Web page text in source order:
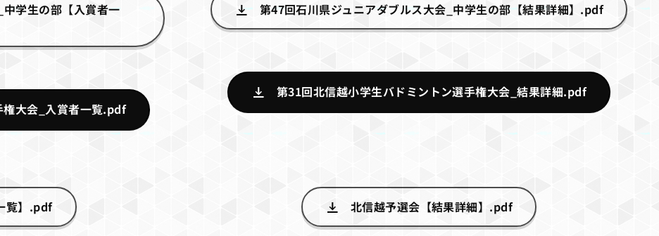
学生の部【入賞者一
権大会_入賞者一覧.pdf
第47回石川県ジュニアダブルス大会_中学生の部【結果詳細】.pdf
第31回北信越小学生バドミントン選手権大会_結果詳細.pdf
覧】.pdf 北信越予選会【結果詳細】.pdf